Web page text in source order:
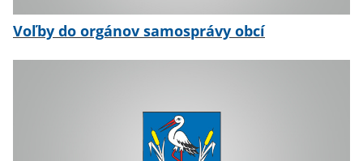
Voľby do orgánov samosprávy obcí